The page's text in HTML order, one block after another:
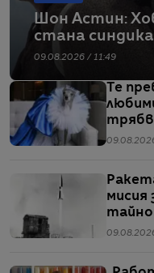
Шон Астин:
стана
09.08.2026 / 11:49
Те
мисия